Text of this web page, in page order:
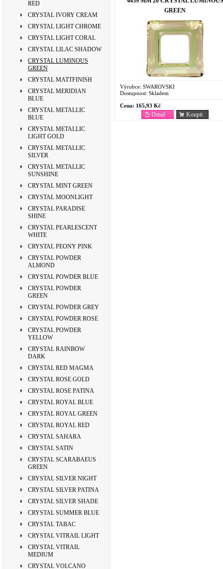
RED
CRYSTAL IVORY CREAM
CRYSTAL LIGHT CHROME
CRYSTAL LIGHT CORAL
CRYSTAL LILAC SHADOW
CRYSTAL LUMINOUS
GREEN
CRYSTAL MATTFINISH
CRYSTAL MERIDIAN
BLUE
CRYSTAL METALLIC
BLUE
CRYSTAL METALLIC
LIGHT GOLD
CRYSTAL METALLIC
SILVER
CRYSTAL METALLIC
SUNSHINE
CRYSTAL MINT GREEN
CRYSTAL MOONLIGHT
CRYSTAL PARADISE
SHINE
CRYSTAL PEARLESCENT
WHITE
CRYSTAL PEONY PINK
CRYSTAL POWDER
ALMOND
CRYSTAL POWDER BLUE
CRYSTAL POWDER
GREEN
CRYSTAL POWDER GREY
CRYSTAL POWDER ROSE
CRYSTAL POWDER
YELLOW
CRYSTAL RAINBOW
DARK
CRYSTAL RED MAGMA
CRYSTAL ROSE GOLD
CRYSTAL ROSE PATINA
CRYSTAL ROYAL BLUE
CRYSTAL ROYAL GREEN
CRYSTAL ROYAL RED
CRYSTAL SAHARA
CRYSTAL SATIN
CRYSTAL SCARABAEUS
GREEN
CRYSTAL SILVER NIGHT
CRYSTAL SILVER PATINA
CRYSTAL SILVER SHADE
CRYSTAL SUMMER BLUE
CRYSTAL TABAC
CRYSTAL VITRAIL LIGHT
CRYSTAL VITRAIL
MEDIUM
CRYSTAL VOLCANO
GREEN
Výrobce: SWAROVSKI
Dostupnost: Skladem
Cena: 165,93 Kč
Koupit
Detail